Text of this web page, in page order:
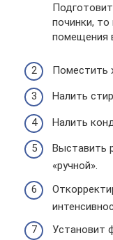
починки, то
помещения
Поместить
Налить
Налить
Выставить
«ручной».
Установит